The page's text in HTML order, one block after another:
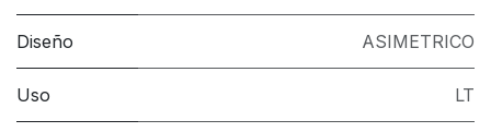
Diseño ASIMETRICO
Uso LT